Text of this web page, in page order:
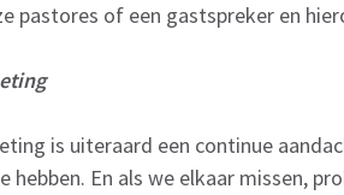
pastores of een gastspreker en
is uiteraard een continue
hebben. En als we elkaar missen,